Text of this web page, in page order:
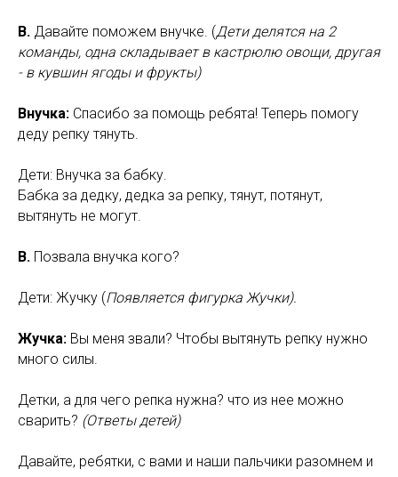
В. Давайте поможем внучке. (Дети делятся на 2
команды, одна складывает в кастрюлю овощи, другая
- в кувшин ягоды и фрукты)
Внучка: Спасибо за помощь ребята! Теперь помогу
деду репку тянуть.
Дети: Внучка за бабку.
Бабка за дедку, дедка за репку, тянут, потянут,
вытянуть не могут.
В. Позвала внучка кого?
Дети: Жучку (Появляется фигурка Жучки).
Жучка: Вы меня звали? Чтобы вытянуть репку нужно
много силы.
Детки, а для чего репка нужна? что из нее можно
сварить? (Ответы детей)
Давайте, ребятки, с вами и наши пальчики разомнем и